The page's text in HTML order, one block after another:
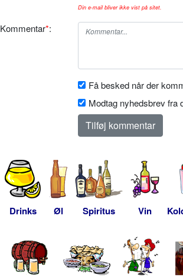
Din e-mail bliver ikke vist på sitet.
Kommentar*:
Få besked når der
Modtag nyhedsbrev fra
Drinks Øl Spiritus Vin